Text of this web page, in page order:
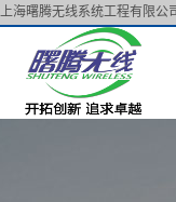
上海曙腾无线系统工程有限公